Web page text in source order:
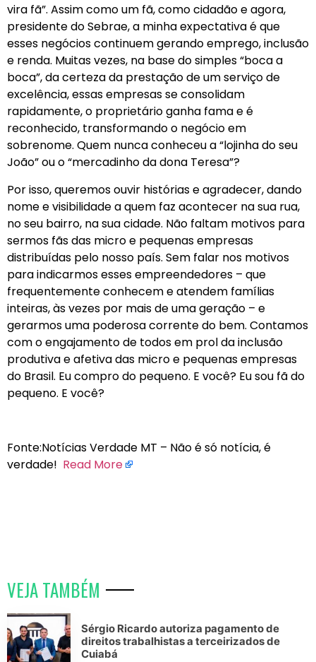
vira fã”. Assim como um fã, como cidadão e agora,
presidente do Sebrae, a minha expectativa é que
esses negócios continuem gerando emprego, inclusão
e renda. Muitas vezes, na base do simples “boca a
boca”, da certeza da prestação de um serviço de
excelência, essas empresas se consolidam
rapidamente, o proprietário ganha fama e é
reconhecido, transformando o negócio em
sobrenome. Quem nunca conheceu a “lojinha do seu
João” ou o “mercadinho da dona Teresa”?
Por isso, queremos ouvir histórias e agradecer, dando
nome e visibilidade a quem faz acontecer na sua rua,
no seu bairro, na sua cidade. Não faltam motivos para
sermos fãs das micro e pequenas empresas
distribuídas pelo nosso país. Sem falar nos motivos
para indicarmos esses empreendedores – que
frequentemente conhecem e atendem famílias
inteiras, às vezes por mais de uma geração – e
gerarmos uma poderosa corrente do bem. Contamos
com o engajamento de todos em prol da inclusão
produtiva e afetiva das micro e pequenas empresas
do Brasil. Eu compro do pequeno. E você? Eu sou fã do
pequeno. E você?
Fonte:Notícias Verdade MT – Não é só notícia, é
verdade! Read More
VEJA TAMBÉM
Sérgio Ricardo autoriza pagamento de
direitos trabalhistas a terceirizados de
Cuiabá